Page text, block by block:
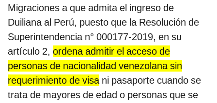
Migraciones a que admita el ingreso de
Duiliana al Perú, puesto que la Resolución de
Superintendencia n° 000177-2019, en su
artículo 2, ordena admitir el acceso de
personas de nacionalidad venezolana sin
requerimiento de visani pasaporte cuando se
trata de mayores de edad o personas que se